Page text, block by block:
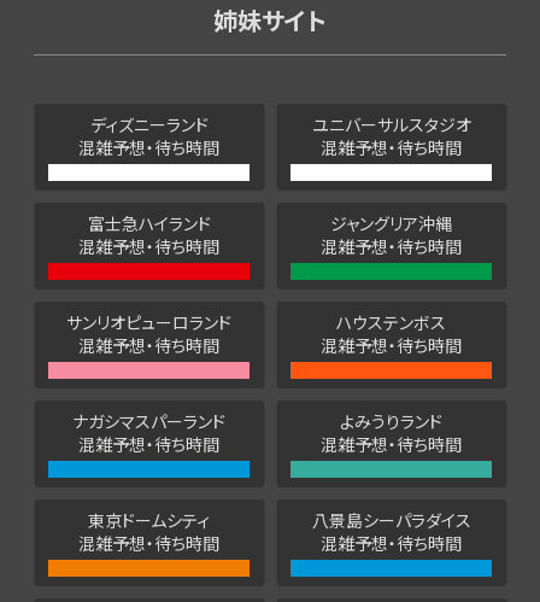
姉妹サイト
ディズニーランド
混雑予想・待ち時間
ユニバーサルスタジオ
混雑予想・待ち時間
富士急ハイランド
混雑予想・待ち時間
ジャングリア沖縄
混雑予想・待ち時間
サンリオピューロランド
混雑予想・待ち時間
ハウステンボス
混雑予想・待ち時間
ナガシマスパーランド
混雑予想・待ち時間
よみうりランド
混雑予想・待ち時間
東京ドームシティ
混雑予想・待ち時間
八景島シーパラダイス
混雑予想・待ち時間